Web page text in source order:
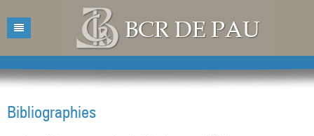
Accueil
Bibliographies